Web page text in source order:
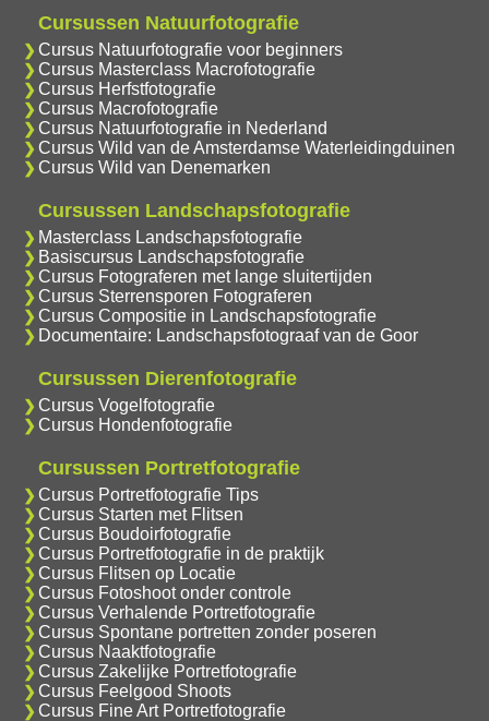
Cursussen Natuurfotografie
Cursus Natuurfotografie voor beginners
Cursus Masterclass Macrofotografie
Cursus Herfstfotografie
Cursus Macrofotografie
Cursus Natuurfotografie in Nederland
Cursus Wild van de Amsterdamse Waterleidingduinen
Cursus Wild van Denemarken
Cursussen Landschapsfotografie
Masterclass Landschapsfotografie
Basiscursus Landschapsfotografie
Cursus Fotograferen met lange sluitertijden
Cursus Sterrensporen Fotograferen
Cursus Compositie in Landschapsfotografie
Documentaire: Landschapsfotograaf van de Goor
Cursussen Dierenfotografie
Cursus Vogelfotografie
Cursus Hondenfotografie
Cursussen Portretfotografie
Cursus Portretfotografie Tips
Cursus Starten met Flitsen
Cursus Boudoirfotografie
Cursus Portretfotografie in de praktijk
Cursus Flitsen op Locatie
Cursus Fotoshoot onder controle
Cursus Verhalende Portretfotografie
Cursus Spontane portretten zonder poseren
Cursus Naaktfotografie
Cursus Zakelijke Portretfotografie
Cursus Feelgood Shoots
Cursus Fine Art Portretfotografie